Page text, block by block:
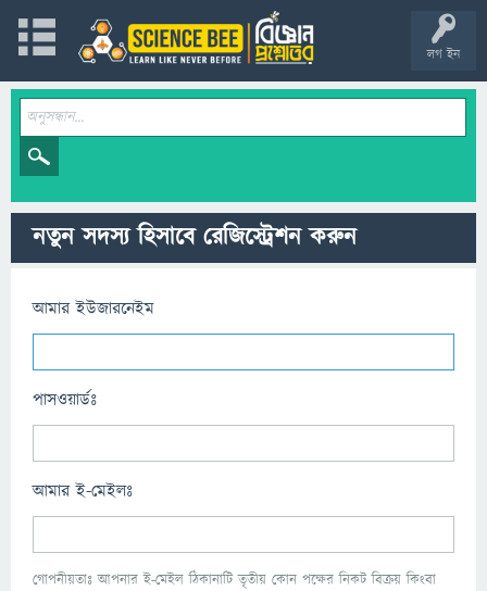
লগ ইন
নতুন সদস্য হিসাবে রেজিস্ট্রেশন করুন
আমার ইউজারনেইম
পাসওয়ার্ডঃ
আমার ই-মেইলঃ
গোপনীয়তাঃ আপনার ই-মেইল ঠিকানাটি তৃতীয় কোন পক্ষের নিকট বিক্রয় কিংবা